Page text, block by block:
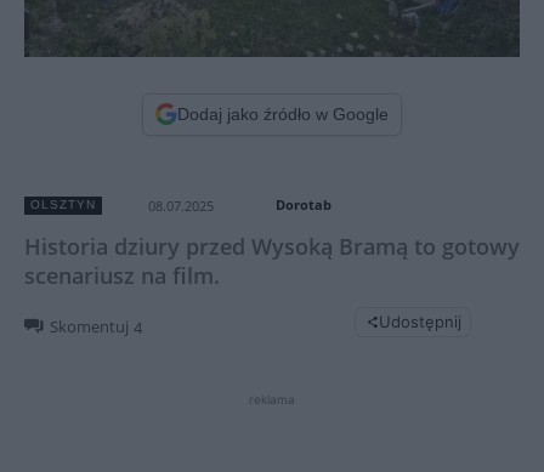
Dodaj jako źródło w Google
OLSZTYN 08.07.2025 Dorotab
Historia dziury przed Wysoką Bramą to gotowy
scenariusz na film.
Skomentuj 4 Udostępnij
reklama